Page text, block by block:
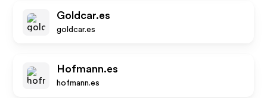
Goldcar.es
goldcar.es
Hofmann.es
hofmann.es